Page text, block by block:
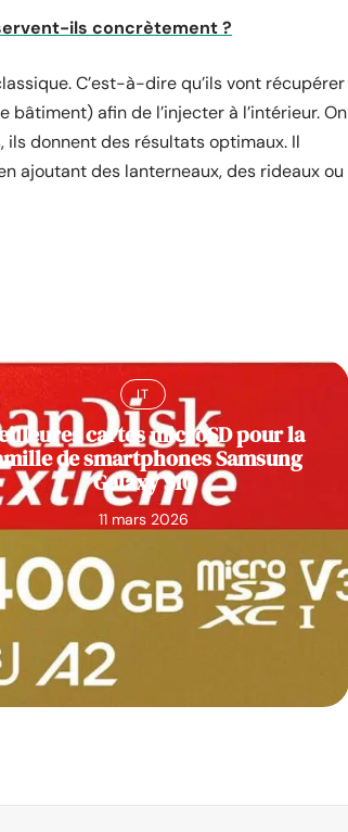
ils concrètement ?
C’est-à-dire qu’ils vont récupérer
afin de l’injecter à l’intérieur. On
donnent des résultats optimaux. Il
ajoutant des lanterneaux, des rideaux ou
IT
cartes microSD pour la
de smartphones Samsung
Galaxy S10
11 mars 2026